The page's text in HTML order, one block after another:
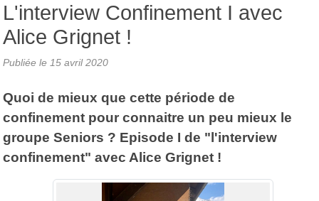
L'interview Confinement I avec
Alice Grignet !
Publiée le 15 avril 2020
Quoi de mieux que cette période de
confinement pour connaitre un peu mieux le
groupe Seniors ? Episode I de "l'interview
confinement" avec Alice Grignet !